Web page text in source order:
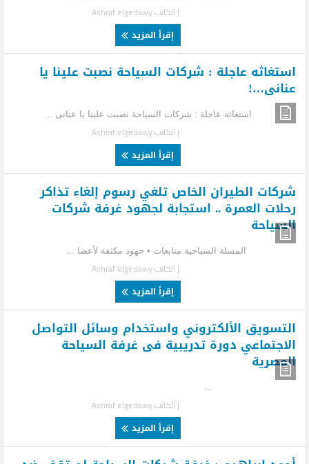
| الكاتبAshraf elgedawy
إقرأ المزيد
استغاثه عاجلة : شركات السياحة نصبت علينا يا
عنانى…!
استغاثه عاجلة : شركات السياحة نصبت علينا يا عنانى ...
| الكاتبAshraf elgedawy
إقرأ المزيد
شركات الطيران الخاص تلغي رسوم إلغاء تذاكر
رحلات العمرة .. استجابة لجهود غرفة شركات
السياحة
المسلة السياحية متابعات • جهود مكثفة لأعضا ...
| الكاتبAshraf elgedawy
إقرأ المزيد
التسويق الألكتروني واستخدام وسائل التواصل
الاجتماعي دورة تدريبية فى غرفة السياحة
المصرية
| الكاتبAshraf elgedawy
إقرأ المزيد